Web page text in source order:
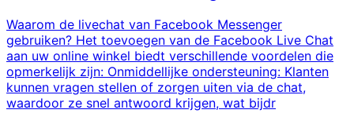
Waarom de livechat van Facebook Messenger
gebruiken? Het toevoegen van de Facebook Live Chat
aan uw online winkel biedt verschillende voordelen die
opmerkelijk zijn: Onmiddellijke ondersteuning: Klanten
kunnen vragen stellen of zorgen uiten via de chat,
waardoor ze snel antwoord krijgen, wat bijdr